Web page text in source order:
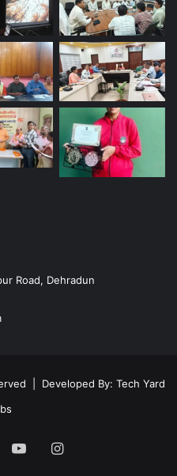
Road, Dehradun
| Developed By: Tech Yard
YouTubeInstagram